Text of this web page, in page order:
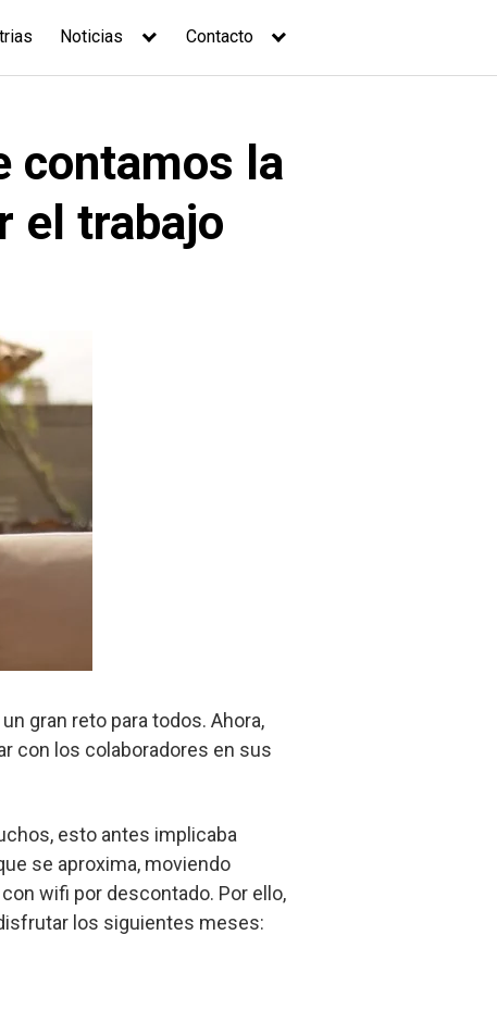
Noticias Contacto
contamos la
el trabajo
gran reto para todos. Ahora,
con los colaboradores en sus
esto antes implicaba
se aproxima, moviendo
wifi por descontado. Por ello,
los siguientes meses: